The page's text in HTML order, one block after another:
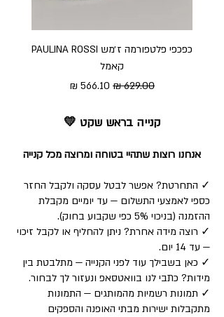
כפכפי פלטפורמה ז׳מש PAULINA ROSSI
קאמל
מחיר רגיל מחיר מבצע
קנייה בראש שקט 💛
אנחנו רוצות שתהיי בטוחה ומרוצה מכל קנייה
✓ התחרטת? אפשר לבטל עסקה ולקבל החזר
כספי לאמצעי התשלום — עד יומיים מקבלת
ההזמנה (בניכוי 5% כפי שקבוע בחוק).
✓ רוצה מידה אחרת? ניתן להחליף או לקבל זיכוי
— עד 14 יום.
✓ כאן בשבילך עוד לפני הקנייה — מתלבטת בין
מידות? כתבי לנו בוואטסאפ ונעזור לך לבחור.
✓ תמונות רשמיות מהמותגים — התמונות
מתקבלות ישירות מבתי האופנה והספקים